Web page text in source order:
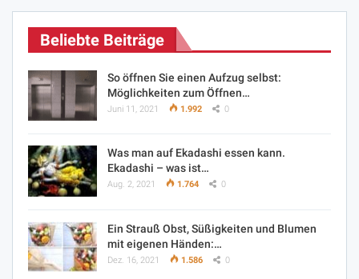
Beliebte Beiträge
So öffnen Sie einen Aufzug selbst:
Möglichkeiten zum Öffnen…
Juni 11, 2021 1.992 0
Was man auf Ekadashi essen kann.
Ekadashi – was ist…
Aug. 2, 2021 1.764 0
Ein Strauß Obst, Süßigkeiten und Blumen
mit eigenen Händen:…
Dez. 16, 2021 1.586 0